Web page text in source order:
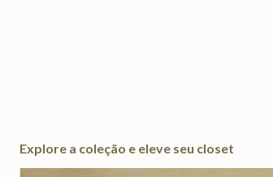
Explore a coleção e eleve seu closet